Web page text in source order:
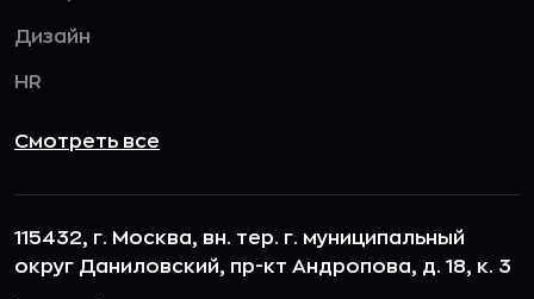
Дизайн
HR
Смотреть все
115432, г. Москва, вн. тер. г. муниципальный
округ Даниловский, пр-кт Андропова, д. 18, к. 3